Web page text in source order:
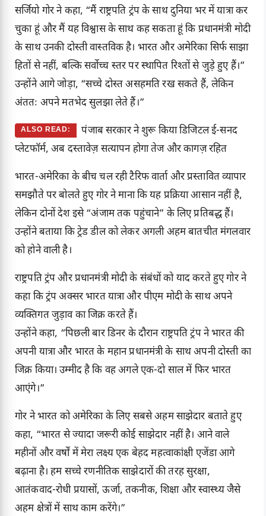
सर्जियो गोर ने कहा, “मैं राष्ट्रपति ट्रंप के साथ दुनिया भर में यात्रा कर
चुका हूं और मैं यह विश्वास के साथ कह सकता हूं कि प्रधानमंत्री मोदी
के साथ उनकी दोस्ती वास्तविक है। भारत और अमेरिका सिर्फ साझा
हितों से नहीं, बल्कि सर्वोच्च स्तर पर स्थापित रिश्तों से जुड़े हुए हैं।”
उन्होंने आगे जोड़ा, “सच्चे दोस्त असहमति रख सकते हैं, लेकिन
अंततः अपने मतभेद सुलझा लेते हैं।”
ALSO READ:
पंजाब सरकार ने शुरू किया डिजिटल ई-सनद
प्लेटफॉर्म, अब दस्तावेज़ सत्यापन होगा तेज और कागज़ रहित
भारत-अमेरिका के बीच चल रही टैरिफ वार्ता और प्रस्तावित व्यापार
समझौते पर बोलते हुए गोर ने माना कि यह प्रक्रिया आसान नहीं है,
लेकिन दोनों देश इसे “अंजाम तक पहुंचाने” के लिए प्रतिबद्ध हैं।
उन्होंने बताया कि ट्रेड डील को लेकर अगली अहम बातचीत मंगलवार
को होने वाली है।
राष्ट्रपति ट्रंप और प्रधानमंत्री मोदी के संबंधों को याद करते हुए गोर ने
कहा कि ट्रंप अक्सर भारत यात्रा और पीएम मोदी के साथ अपने
व्यक्तिगत जुड़ाव का जिक्र करते हैं।
उन्होंने कहा, “पिछली बार डिनर के दौरान राष्ट्रपति ट्रंप ने भारत की
अपनी यात्रा और भारत के महान प्रधानमंत्री के साथ अपनी दोस्ती का
जिक्र किया। उम्मीद है कि वह अगले एक-दो साल में फिर भारत
आएंगे।”
गोर ने भारत को अमेरिका के लिए सबसे अहम साझेदार बताते हुए
कहा, “भारत से ज्यादा जरूरी कोई साझेदार नहीं है। आने वाले
महीनों और वर्षों में मेरा लक्ष्य एक बेहद महत्वाकांक्षी एजेंडा आगे
बढ़ाना है। हम सच्चे रणनीतिक साझेदारों की तरह सुरक्षा,
आतंकवाद-रोधी प्रयासों, ऊर्जा, तकनीक, शिक्षा और स्वास्थ्य जैसे
अहम क्षेत्रों में साथ काम करेंगे।”